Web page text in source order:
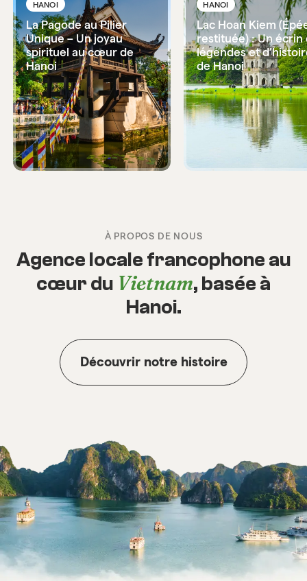
HANOI
La Pagode au Pilier
Unique – Un joyau
spirituel au cœur de
Hanoi
HANOI
Lac Hoan Kiem
restituée) : Un écrin
légendes et
de Hanoi
À PROPOS DE NOUS
Agence locale francophone au
cœur du Vietnam, basée à
Hanoi.
Découvrir notre histoire